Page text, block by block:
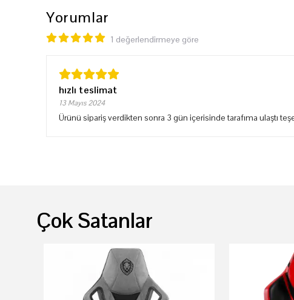
Yorumlar
1 değerlendirmeye göre
hızlı teslimat
13 Mayıs 2024
Ürünü sipariş verdikten sonra 3 gün içerisinde tarafıma ulaştı
Çok Satanlar